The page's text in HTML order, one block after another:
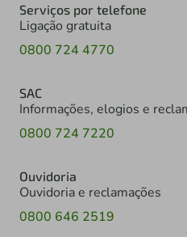
Serviços por telefone
Ligação gratuita
0800 724 4770
SAC
Informações, elogios e
0800 724 7220
Ouvidoria
Ouvidoria e reclamações
0800 646 2519